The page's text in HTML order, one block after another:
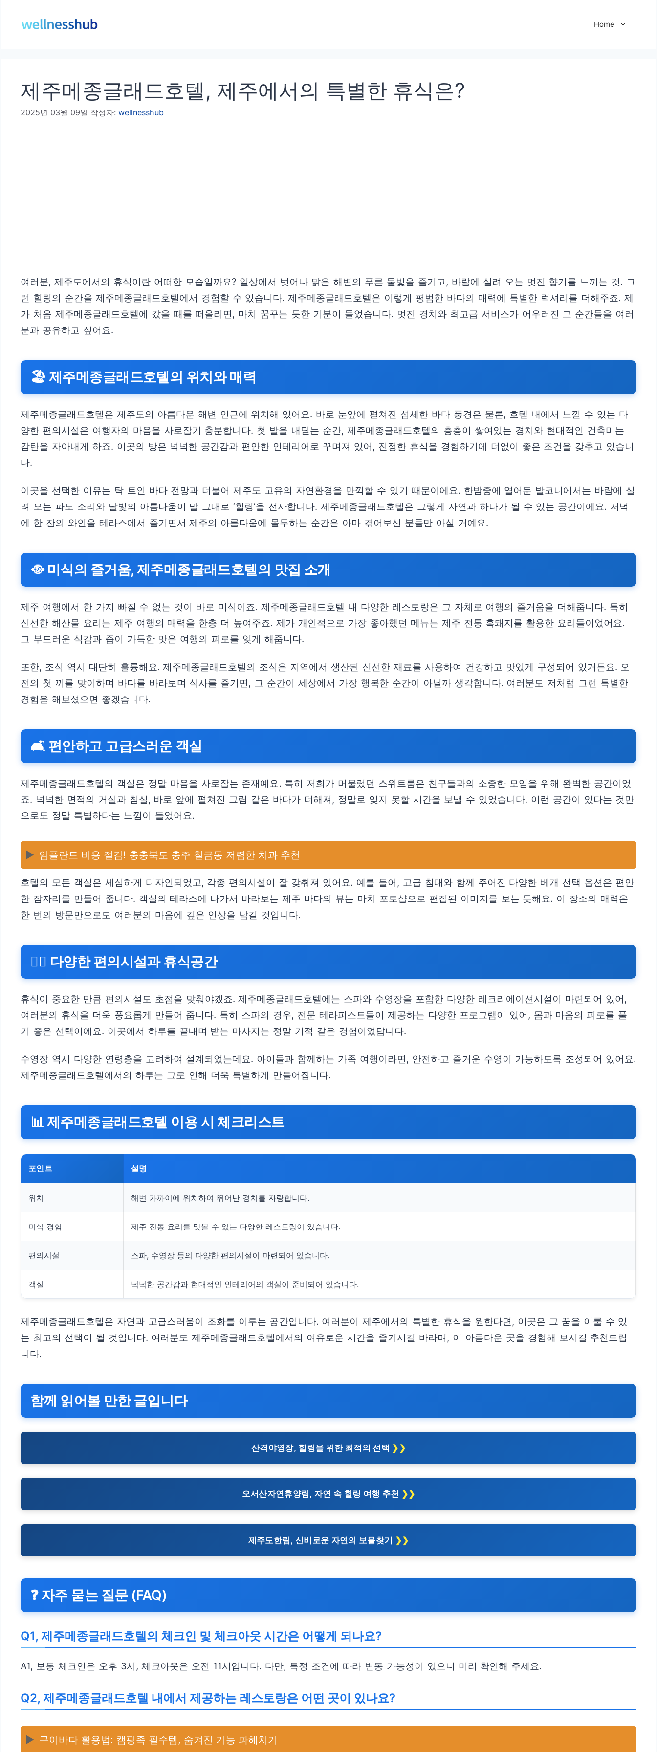
Home
제주메종글래드호텔, 제주에서의 특별한 휴식은?
2025년 03월 09일 작성자: wellnesshub
여러분, 제주도에서의 휴식이란 어떠한 모습일까요? 일상에서 벗어나 맑은 해변의 푸른 물빛을 즐기고, 바람에 실려 오는 멋진 향기를 느끼는 것. 그
런 힐링의 순간을 제주메종글래드호텔에서 경험할 수 있습니다. 제주메종글래드호텔은 이렇게 평범한 바다의 매력에 특별한 럭셔리를 더해주죠. 제
가 처음 제주메종글래드호텔에 갔을 때를 떠올리면, 마치 꿈꾸는 듯한 기분이 들었습니다. 멋진 경치와 최고급 서비스가 어우러진 그 순간들을 여러
분과 공유하고 싶어요.
🏖️ 제주메종글래드호텔의 위치와 매력
제주메종글래드호텔은 제주도의 아름다운 해변 인근에 위치해 있어요. 바로 눈앞에 펼쳐진 섬세한 바다 풍경은 물론, 호텔 내에서 느낄 수 있는 다
양한 편의시설은 여행자의 마음을 사로잡기 충분합니다. 첫 발을 내딛는 순간, 제주메종글래드호텔의 층층이 쌓여있는 경치와 현대적인 건축미는
감탄을 자아내게 하죠. 이곳의 방은 넉넉한 공간감과 편안한 인테리어로 꾸며져 있어, 진정한 휴식을 경험하기에 더없이 좋은 조건을 갖추고 있습니
다.
이곳을 선택한 이유는 탁 트인 바다 전망과 더불어 제주도 고유의 자연환경을 만끽할 수 있기 때문이에요. 한밤중에 열어둔 발코니에서는 바람에 실
려 오는 파도 소리와 달빛의 아름다움이 말 그대로 ‘힐링’을 선사합니다. 제주메종글래드호텔은 그렇게 자연과 하나가 될 수 있는 공간이에요. 저녁
에 한 잔의 와인을 테라스에서 즐기면서 제주의 아름다움에 몰두하는 순간은 아마 겪어보신 분들만 아실 거예요.
🥘 미식의 즐거움, 제주메종글래드호텔의 맛집 소개
제주 여행에서 한 가지 빠질 수 없는 것이 바로 미식이죠. 제주메종글래드호텔 내 다양한 레스토랑은 그 자체로 여행의 즐거움을 더해줍니다. 특히
신선한 해산물 요리는 제주 여행의 매력을 한층 더 높여주죠. 제가 개인적으로 가장 좋아했던 메뉴는 제주 전통 흑돼지를 활용한 요리들이었어요.
그 부드러운 식감과 즙이 가득한 맛은 여행의 피로를 잊게 해줍니다.
또한, 조식 역시 대단히 훌륭해요. 제주메종글래드호텔의 조식은 지역에서 생산된 신선한 재료를 사용하여 건강하고 맛있게 구성되어 있거든요. 오
전의 첫 끼를 맞이하며 바다를 바라보며 식사를 즐기면, 그 순간이 세상에서 가장 행복한 순간이 아닐까 생각합니다. 여러분도 저처럼 그런 특별한
경험을 해보셨으면 좋겠습니다.
🛋️ 편안하고 고급스러운 객실
제주메종글래드호텔의 객실은 정말 마음을 사로잡는 존재예요. 특히 저희가 머물렀던 스위트룸은 친구들과의 소중한 모임을 위해 완벽한 공간이었
죠. 넉넉한 면적의 거실과 침실, 바로 앞에 펼쳐진 그림 같은 바다가 더해져, 정말로 잊지 못할 시간을 보낼 수 있었습니다. 이런 공간이 있다는 것만
으로도 정말 특별하다는 느낌이 들었어요.
▶️ 임플란트 비용 절감! 충충북도 충주 칠금동 저렴한 치과 추천
호텔의 모든 객실은 세심하게 디자인되었고, 각종 편의시설이 잘 갖춰져 있어요. 예를 들어, 고급 침대와 함께 주어진 다양한 베개 선택 옵션은 편안
한 잠자리를 만들어 줍니다. 객실의 테라스에 나가서 바라보는 제주 바다의 뷰는 마치 포토샵으로 편집된 이미지를 보는 듯해요. 이 장소의 매력은
한 번의 방문만으로도 여러분의 마음에 깊은 인상을 남길 것입니다.
💆‍♂️ 다양한 편의시설과 휴식공간
휴식이 중요한 만큼 편의시설도 초점을 맞춰야겠죠. 제주메종글래드호텔에는 스파와 수영장을 포함한 다양한 레크리에이션시설이 마련되어 있어,
여러분의 휴식을 더욱 풍요롭게 만들어 줍니다. 특히 스파의 경우, 전문 테라피스트들이 제공하는 다양한 프로그램이 있어, 몸과 마음의 피로를 풀
기 좋은 선택이에요. 이곳에서 하루를 끝내며 받는 마사지는 정말 기적 같은 경험이었답니다.
수영장 역시 다양한 연령층을 고려하여 설계되었는데요. 아이들과 함께하는 가족 여행이라면, 안전하고 즐거운 수영이 가능하도록 조성되어 있어요.
제주메종글래드호텔에서의 하루는 그로 인해 더욱 특별하게 만들어집니다.
📊 제주메종글래드호텔 이용 시 체크리스트
포인트 설명
위치 해변 가까이에 위치하여 뛰어난 경치를 자랑합니다.
미식 경험 제주 전통 요리를 맛볼 수 있는 다양한 레스토랑이 있습니다.
편의시설 스파, 수영장 등의 다양한 편의시설이 마련되어 있습니다.
객실 넉넉한 공간감과 현대적인 인테리어의 객실이 준비되어 있습니다.
제주메종글래드호텔은 자연과 고급스러움이 조화를 이루는 공간입니다. 여러분이 제주에서의 특별한 휴식을 원한다면, 이곳은 그 꿈을 이룰 수 있
는 최고의 선택이 될 것입니다. 여러분도 제주메종글래드호텔에서의 여유로운 시간을 즐기시길 바라며, 이 아름다운 곳을 경험해 보시길 추천드립
니다.
함께 읽어볼 만한 글입니다
산격야영장, 힐링을 위한 최적의 선택
오서산자연휴양림, 자연 속 힐링 여행 추천
제주도한림, 신비로운 자연의 보물찾기
❓ 자주 묻는 질문 (FAQ)
Q1, 제주메종글래드호텔의 체크인 및 체크아웃 시간은 어떻게 되나요?
A1, 보통 체크인은 오후 3시, 체크아웃은 오전 11시입니다. 다만, 특정 조건에 따라 변동 가능성이 있으니 미리 확인해 주세요.
Q2, 제주메종글래드호텔 내에서 제공하는 레스토랑은 어떤 곳이 있나요?
▶️ 구이바다 활용법: 캠핑족 필수템, 숨겨진 기능 파헤치기